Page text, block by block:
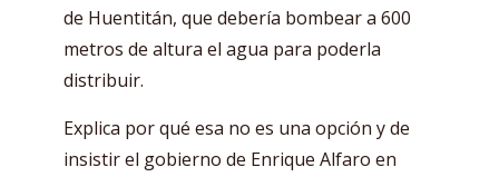
de Huentitán, que debería bombear a 600
metros de altura el agua para poderla
distribuir.
Explica por qué esa no es una opción y de
insistir el gobierno de Enrique Alfaro en